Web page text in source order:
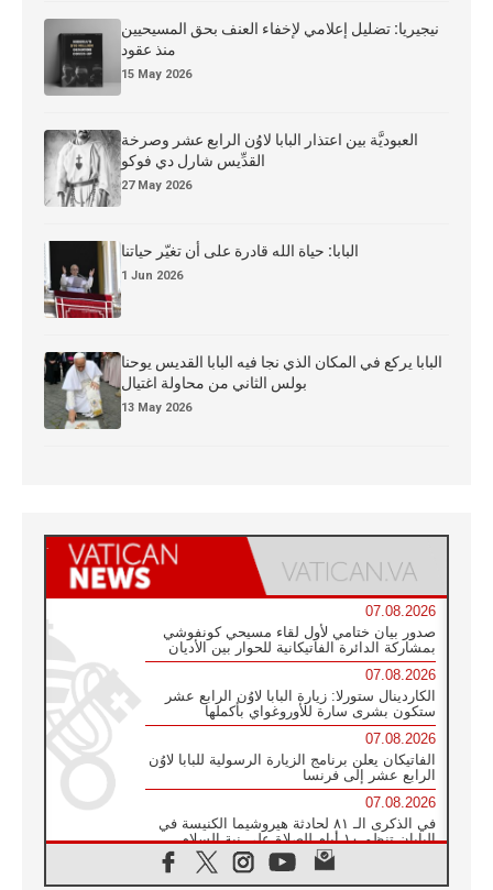
نيجيريا: تضليل إعلامي لإخفاء العنف بحق المسيحيين
منذ عقود
15 May 2026
العبوديَّة بين اعتذار البابا لاوُن الرابع عشر وصرخة
القدِّيس شارل دي فوكو
27 May 2026
البابا: حياة الله قادرة على أن تغيّر حياتنا
1 Jun 2026
البابا يركع في المكان الذي نجا فيه البابا القديس يوحنا
بولس الثاني من محاولة اغتيال
13 May 2026
07.08.2026
صدور بيان ختامي لأول لقاء مسيحي كونفوشي
بمشاركة الدائرة الفاتيكانية للحوار بين الأديان
07.08.2026
الكاردينال ستورلا: زيارة البابا لاوُن الرابع عشر
ستكون بشرى سارة للأوروغواي بأكملها
07.08.2026
الفاتيكان يعلن برنامج الزيارة الرسولية للبابا لاوُن
الرابع عشر إلى فرنسا
07.08.2026
في الذكرى الـ ٨١ لحادثة هيروشيما الكنيسة في
اليابان تنظم ١٠ أيام للصلاة على نية السلام